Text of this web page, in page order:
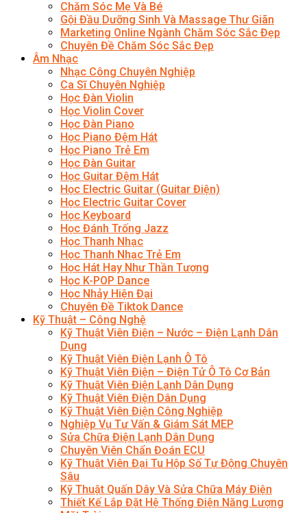
Chăm Sóc Mẹ Và Bé
Gội Đầu Dưỡng Sinh Và Massage Thư Giãn
Marketing Online Ngành Chăm Sóc Sắc Đẹp
Chuyên Đề Chăm Sóc Sắc Đẹp
Âm Nhạc
Nhạc Công Chuyên Nghiệp
Ca Sĩ Chuyên Nghiệp
Học Đàn Violin
Học Violin Cover
Học Đàn Piano
Học Piano Đệm Hát
Học Piano Trẻ Em
Học Đàn Guitar
Học Guitar Đệm Hát
Học Electric Guitar (Guitar Điện)
Học Electric Guitar Cover
Học Keyboard
Học Đánh Trống Jazz
Học Thanh Nhạc
Học Thanh Nhạc Trẻ Em
Học Hát Hay Như Thần Tượng
Học K-POP Dance
Học Nhảy Hiện Đại
Chuyên Đề Tiktok Dance
Kỹ Thuật – Công Nghệ
Kỹ Thuật Viên Điện – Nước – Điện Lạnh Dân
Dụng
Kỹ Thuật Viên Điện Lạnh Ô Tô
Kỹ Thuật Viên Điện – Điện Tử Ô Tô Cơ Bản
Kỹ Thuật Viên Điện Lạnh Dân Dụng
Kỹ Thuật Viên Điện Dân Dụng
Kỹ Thuật Viên Điện Công Nghiệp
Nghiệp Vụ Tư Vấn & Giám Sát MEP
Sửa Chữa Điện Lạnh Dân Dụng
Chuyên Viên Chẩn Đoán ECU
Kỹ Thuật Viên Đại Tu Hộp Số Tự Động Chuyên
Sâu
Kỹ Thuật Quấn Dây Và Sửa Chữa Máy Điện
Thiết Kế Lắp Đặt Hệ Thống Điện Năng Lượng